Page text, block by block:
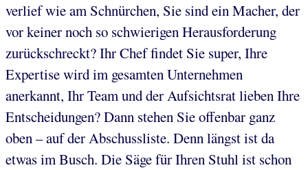
verlief wie am Schnürchen, Sie sind ein Macher, der
vor keiner noch so schwierigen Herausforderung
zurückschreckt? Ihr Chef findet Sie super, Ihre
Expertise wird im gesamten Unternehmen
anerkannt, Ihr Team und der Aufsichtsrat lieben Ihre
Entscheidungen? Dann stehen Sie offenbar ganz
oben – auf der Abschussliste. Denn längst ist da
etwas im Busch. Die Säge für Ihren Stuhl ist schon